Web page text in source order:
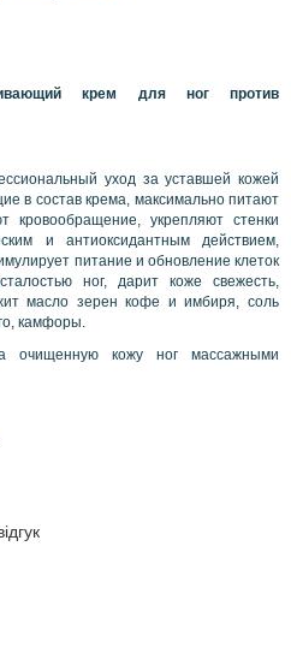
крем для ног против
уход за уставшей кожей
в состав крема, максимально питают
кровообращение, укрепляют стенки
и антиоксидантным действием,
питание и обновление клеток
ног, дарит коже свежесть,
масло зерен кофе и имбиря, соль
камфоры.
очищенную кожу ног массажными